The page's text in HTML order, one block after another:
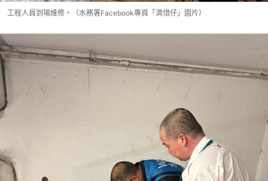
工程人員到場維修。（水務署Facebook專頁「滴惜仔」圖片）